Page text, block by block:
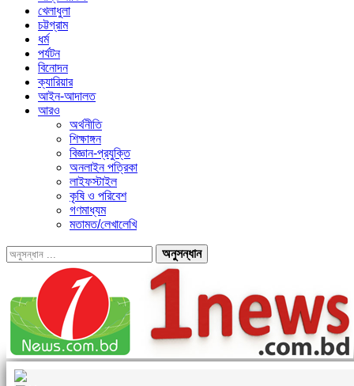
খেলাধুলা
চট্টগ্রাম
ধর্ম
পর্যটন
বিনোদন
ক্যারিয়ার
আইন-আদালত
আরও
অর্থনীতি
শিক্ষাঙ্গন
বিজ্ঞান-প্রযুক্তি
অনলাইন পত্রিকা
লাইফস্টাইল
কৃষি ও পরিবেশ
গণমাধ্যম
মতামত/লেখালেখি